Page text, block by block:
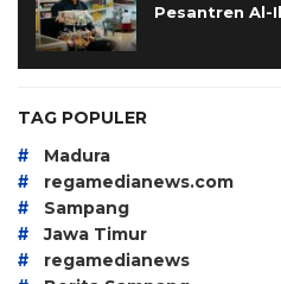
Pesantren Al-
TAG POPULER
# Madura
# regamedianews.com
# Sampang
# Jawa Timur
# regamedianews